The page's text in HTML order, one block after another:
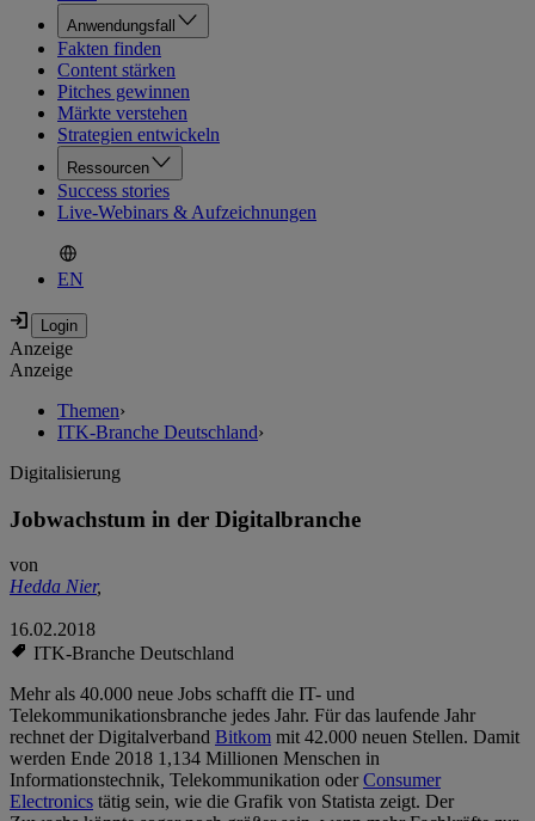
Anwendungsfall
Fakten finden
Content stärken
Pitches gewinnen
Märkte verstehen
Strategien entwickeln
Ressourcen
Success stories
Live-Webinars & Aufzeichnungen
EN
Anzeige
Anzeige
Themen›
ITK-Branche Deutschland›
Digitalisierung
Jobwachstum in der Digitalbranche
von
Hedda Nier,
16.02.2018
ITK-Branche Deutschland
Mehr als 40.000 neue Jobs schafft die IT- und
Telekommunikationsbranche jedes Jahr. Für das laufende Jahr
rechnet der Digitalverband Bitkom mit 42.000 neuen Stellen. Damit
werden Ende 2018 1,134 Millionen Menschen in
Informationstechnik, Telekommunikation oderConsumer
Electronics tätig sein, wie die Grafik von Statista zeigt. Der